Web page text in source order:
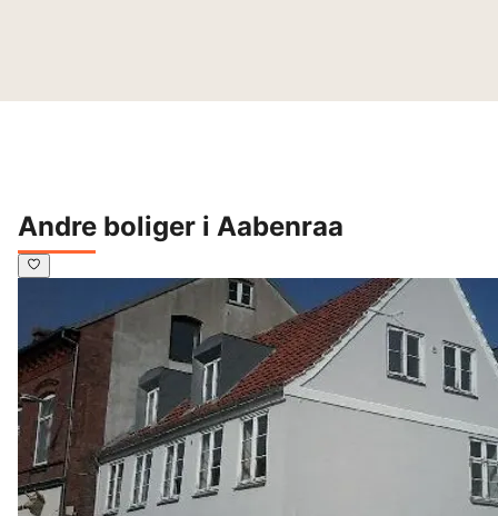
Andre boliger i Aabenraa